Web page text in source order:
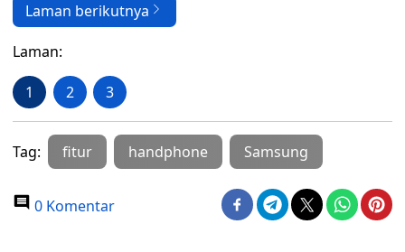
Laman berikutnya
Laman:
1 2 3
Tag: fitur handphone Samsung
0 Komentar